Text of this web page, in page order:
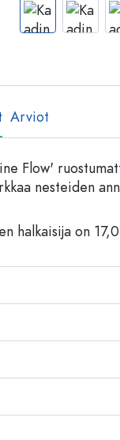
Muovipullot
Arviot
Flow'
nesteiden
halkaisija on